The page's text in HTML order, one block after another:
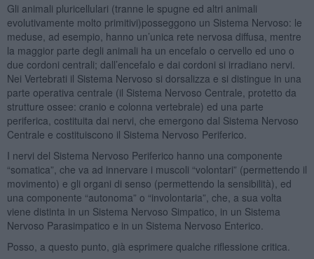
Gli animali pluricellulari (tranne le spugne ed altri animali
evolutivamente molto primitivi)posseggono un Sistema Nervoso: le
meduse, ad esempio, hanno un’unica rete nervosa diffusa, mentre
la maggior parte degli animali ha un encefalo o cervello ed uno o
due cordoni centrali; dall’encefalo e dai cordoni si irradiano nervi.
Nei Vertebrati il Sistema Nervoso si dorsalizza e si distingue in una
parte operativa centrale (il Sistema Nervoso Centrale, protetto da
strutture ossee: cranio e colonna vertebrale) ed una parte
periferica, costituita dai nervi, che emergono dal Sistema Nervoso
Centrale e costituiscono il Sistema Nervoso Periferico.
I nervi del Sistema Nervoso Periferico hanno una componente
“somatica”, che va ad innervare i muscoli “volontari” (permettendo il
movimento) e gli organi di senso (permettendo la sensibilità), ed
una componente “autonoma” o “involontaria”, che, a sua volta
viene distinta in un Sistema Nervoso Simpatico, in un Sistema
Nervoso Parasimpatico e in un Sistema Nervoso Enterico.
Posso, a questo punto, già esprimere qualche riflessione critica.